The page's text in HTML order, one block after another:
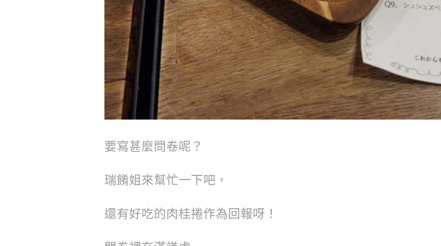
要寫甚麼問卷呢？
瑞餚姐來幫忙一下吧，
還有好吃的肉桂捲作為回報呀！